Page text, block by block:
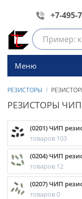
+7-495-
Меню
РЕЗИСТОРЫ
РЕЗИСТОРЫ ЧИП
(0201) ЧИП
товаров 103
(0204) ЧИП
товаров 12
(0207) ЧИП
товаров 0